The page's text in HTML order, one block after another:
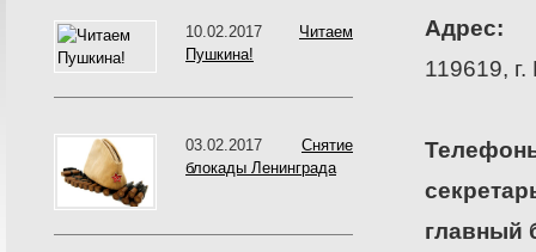
10.02.2017 Читаем
Пушкина!
03.02.2017 Снятие
блокады Ленинграда
Адрес:
119619,
главный